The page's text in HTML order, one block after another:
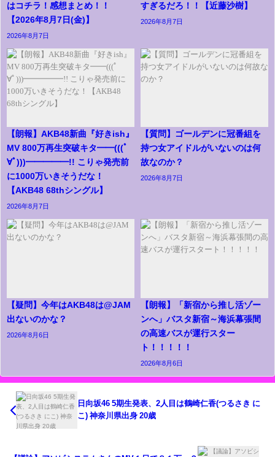
はコチラ！感想まとめ！！
【2026年8月7日(金)】
2026年8月7日
すぎるだろ！！【近藤沙樹】
2026年8月7日
【朗報】AKB48新曲『好きish』
MV 800万再生突破キタ━━(((ﾟ
∀ﾟ)))━━━━━!! こりゃ発売前
に1000万いきそうだな！
【AKB48 68thシングル】
2026年8月7日
【質問】ゴールデンに冠番組を
持つ女アイドルがいないのは何
故なのか？
2026年8月7日
【疑問】今年はAKB48は@JAM
出ないのかな？
2026年8月6日
【朗報】「新宿から推し活ゾー
ンへ」バスタ新宿～海浜幕張間
の高速バスが運行スター
ト！！！！！
2026年8月6日
日向坂46 5期生発表、2人目は鶴崎仁香(つるさき に
こ) 神奈川県出身 20歳